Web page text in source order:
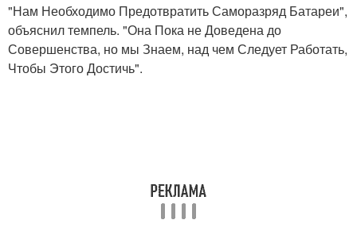
"Нам Необходимо Предотвратить Саморазряд Батареи",
объяснил темпель. "Она Пока не Доведена до
Совершенства, но мы Знаем, над чем Следует Работать,
Чтобы Этого Достичь".